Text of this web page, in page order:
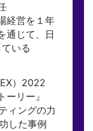
経営を１年
通じて、日
いる
）2022
ーリー』
ィングの力
した事例